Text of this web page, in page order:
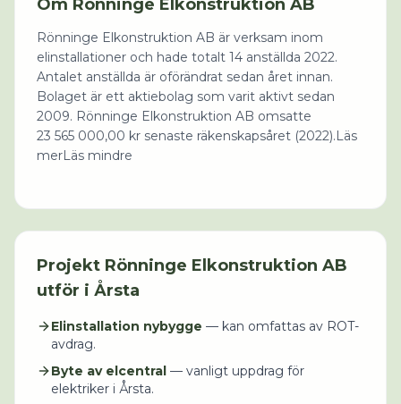
Om Rönninge Elkonstruktion AB
Rönninge Elkonstruktion AB är verksam inom
elinstallationer och hade totalt 14 anställda 2022.
Antalet anställda är oförändrat sedan året innan.
Bolaget är ett aktiebolag som varit aktivt sedan
2009. Rönninge Elkonstruktion AB omsatte
23 565 000,00 kr senaste räkenskapsåret (2022).Läs
merLäs mindre
Projekt Rönninge Elkonstruktion AB
utför i Årsta
Elinstallation nybygge — kan omfattas av ROT-
avdrag.
Byte av elcentral — vanligt uppdrag för
elektriker i Årsta.